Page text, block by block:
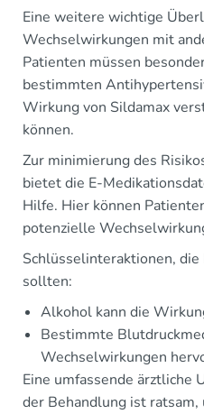
Eine weitere wichtige
Wechselwirkungen mit
Patienten müssen
bestimmten
Wirkung von Sildamax
können.
Zur minimierung des
bietet die E-
Hilfe. Hier können
potenzielle
Schlüsselinteraktionen,
sollten:
Alkohol kann die
Bestimmte
Wechselwirkungen
Eine umfassende ärztliche
der Behandlung ist